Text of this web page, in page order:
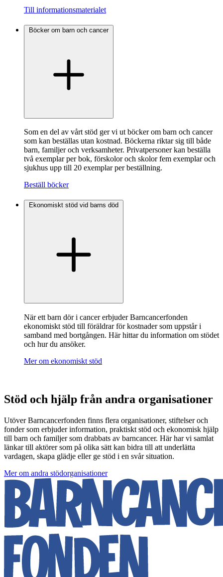
Till informationsmaterialet
Böcker om barn och cancer
Som en del av vårt stöd ger vi ut böcker om barn och cancer
som kan beställas utan kostnad. Böckerna riktar sig till både
barn, familjer och verksamheter. Privatpersoner kan beställa
två exemplar per bok, förskolor och skolor fem exemplar och
sjukhus upp till 20 exemplar per beställning.
Beställ böcker
Ekonomiskt stöd vid barns död
När ett barn dör i cancer erbjuder Barncancerfonden
ekonomiskt stöd till föräldrar för kostnader som uppstår i
samband med bortgången. Här hittar du information om stödet
och hur du ansöker.
Mer om ekonomiskt stöd
Stöd och hjälp från andra organisationer
Utöver Barncancerfonden finns flera organisationer, stiftelser och
fonder som erbjuder information, praktiskt stöd och ekonomisk hjälp
till barn och familjer som drabbats av barncancer. Här har vi samlat
länkar till aktörer som på olika sätt kan bidra till att underlätta
vardagen, skapa glädje eller ge stöd i en svår situation.
Mer om andra stödorganisationer